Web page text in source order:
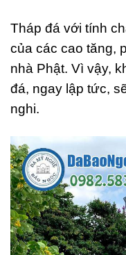
Tháp đá với tính
của các cao tăng,
nhà Phật. Vì vậy,
đá, ngay lập tức,
nghi.